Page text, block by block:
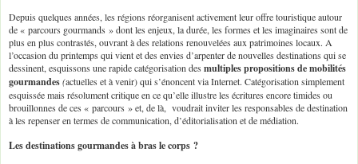
Depuis quelques années, les régions réorganisent activement leur offre touristique autour
de « parcours gourmands » dont les enjeux, la durée, les formes et les imaginaires sont de
plus en plus contrastés, ouvrant à des relations renouvelées aux patrimoines locaux. A
l’occasion du printemps qui vient et des envies d’arpenter de nouvelles destinations qui se
dessinent, esquissons une rapide catégorisation des multiples propositions de mobilités
gourmandes(actuelles et à venir) qui s’énoncent via Internet. Catégorisation simplement
esquissée mais résolument critique en ce qu’elle illustre les écritures encore timides ou
brouillonnes de ces « parcours » et, de là, voudrait inviter les responsables de destination
à les repenser en termes de communication, d’éditorialisation et de médiation.
Les destinations gourmandes à bras le corps ?